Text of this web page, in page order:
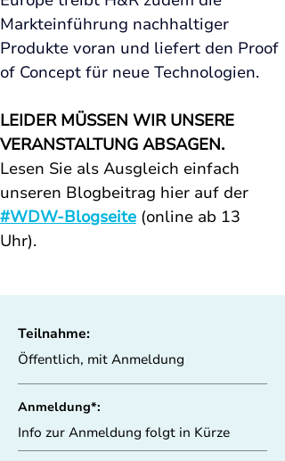
Markteinführung nachhaltiger
Produkte voran und liefert den Proof
of Concept für neue Technologien.
LEIDER MÜSSEN WIR UNSERE
VERANSTALTUNG ABSAGEN.
Lesen Sie als Ausgleich einfach
unseren Blogbeitrag hier auf der
#WDW-Blogseite (online ab 13
Uhr).
Teilnahme:
Öffentlich, mit Anmeldung
Anmeldung*:
Info zur Anmeldung folgt in Kürze